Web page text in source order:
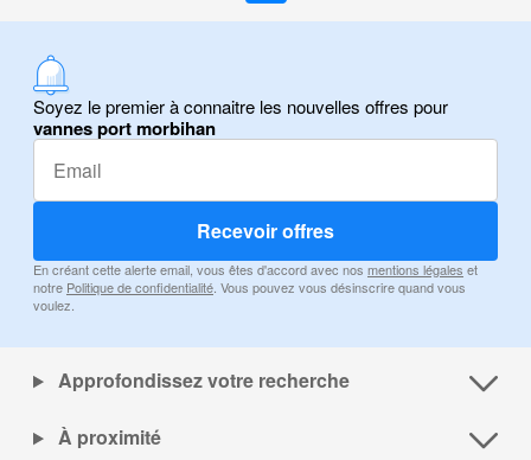
Soyez le premier à connaitre les nouvelles offres pour
vannes port morbihan
Recevoir offres
En créant cette alerte email, vous êtes d'accord avec nos mentions légales et
notre Politique de confidentialité. Vous pouvez vous désinscrire quand vous
voulez.
Approfondissez votre recherche
À proximité